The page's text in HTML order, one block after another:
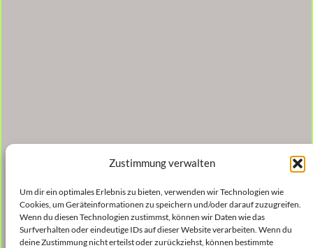
Zustimmung verwalten
Um dir ein optimales Erlebnis zu bieten, verwenden wir Technologien wie
Cookies, um Geräteinformationen zu speichern und/oder darauf zuzugreifen.
Wenn du diesen Technologien zustimmst, können wir Daten wie das
Surfverhalten oder eindeutige IDs auf dieser Website verarbeiten. Wenn du
deine Zustimmung nicht erteilst oder zurückziehst, können bestimmte